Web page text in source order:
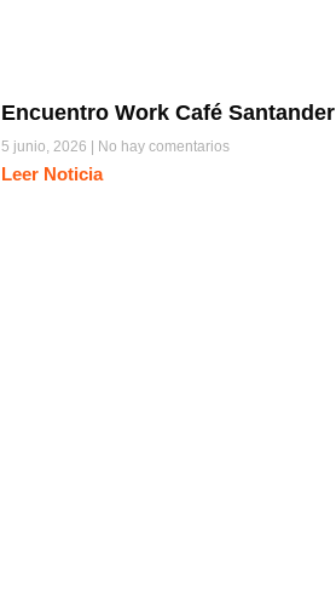
Encuentro Work Café Santander
5 junio, 2026 No hay comentarios
Leer Noticia